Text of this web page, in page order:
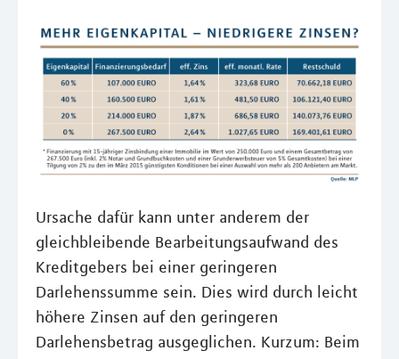
Ursache dafür kann unter anderem der
gleichbleibende Bearbeitungsaufwand des
Kreditgebers bei einer geringeren
Darlehenssumme sein. Dies wird durch leicht
höhere Zinsen auf den geringeren
Darlehensbetrag ausgeglichen. Kurzum: Beim